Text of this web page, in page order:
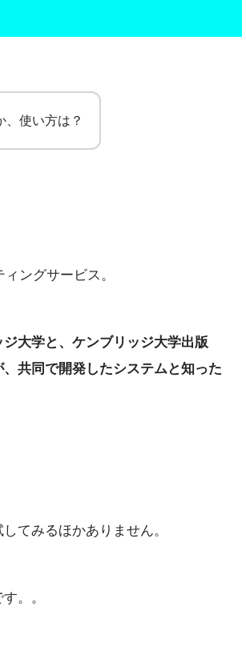
、使い方は？
ングサービス。
大学と、ケンブリッジ大学出版
共同で開発したシステムと知った
てみるほかありません。
。。